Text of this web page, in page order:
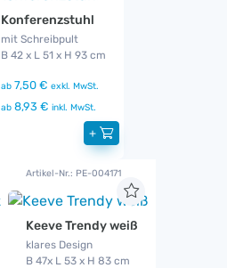
Konferenzstuhl
mit Schreibpult
B 42 x L 51 x H 93 cm
ab 7,50 € exkl. MwSt.
ab 8,93 € inkl. MwSt.
+
Artikel-Nr.: PE-004171
Keeve Trendy weiß
klares Design
B 47x L 53 x H 83 cm